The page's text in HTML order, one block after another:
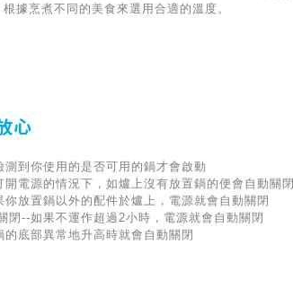
據烹煮不同的美食來選用合適的溫度。
心
到你使用的是否可用的鍋才會啟動
電源的情況下，如爐上沒有放置鍋的便會自動關閉
你放置鍋以外的配件於爐上，電源就會自動關閉
閉--如果不運作超過2小時，電源就會自動關閉
底部異常地升高時就會自動關閉